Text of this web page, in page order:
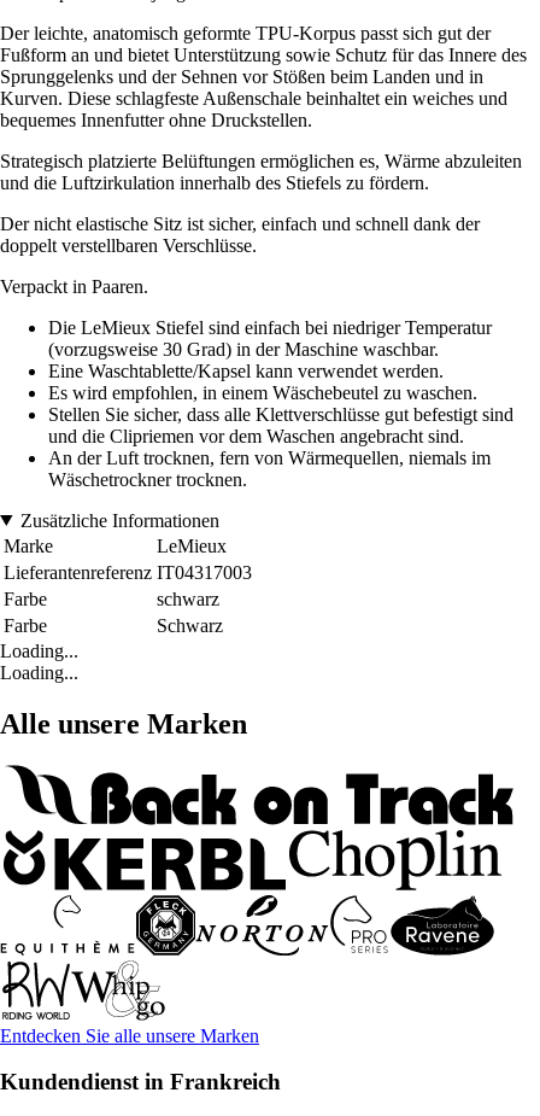
Der leichte, anatomisch geformte TPU-Korpus passt sich gut der
Fußform an und bietet Unterstützung sowie Schutz für das Innere des
Sprunggelenks und der Sehnen vor Stößen beim Landen und in
Kurven. Diese schlagfeste Außenschale beinhaltet ein weiches und
bequemes Innenfutter ohne Druckstellen.
Strategisch platzierte Belüftungen ermöglichen es, Wärme abzuleiten
und die Luftzirkulation innerhalb des Stiefels zu fördern.
Der nicht elastische Sitz ist sicher, einfach und schnell dank der
doppelt verstellbaren Verschlüsse.
Verpackt in Paaren.
Die LeMieux Stiefel sind einfach bei niedriger Temperatur
(vorzugsweise 30 Grad) in der Maschine waschbar.
Eine Waschtablette/Kapsel kann verwendet werden.
Es wird empfohlen, in einem Wäschebeutel zu waschen.
Stellen Sie sicher, dass alle Klettverschlüsse gut befestigt sind
und die Clipriemen vor dem Waschen angebracht sind.
An der Luft trocknen, fern von Wärmequellen, niemals im
Wäschetrockner trocknen.
Zusätzliche Informationen
Marke
LeMieux
Lieferantenreferenz IT04317003
Farbe
schwarz
Farbe
Schwarz
Loading...
Loading...
Alle unsere Marken
Entdecken Sie alle unsere Marken
Kundendienst in Frankreich